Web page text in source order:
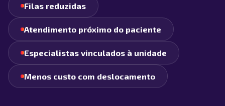
Filas reduzidas
Atendimento próximo do paciente
Especialistas vinculados à unidade
Menos custo com deslocamento